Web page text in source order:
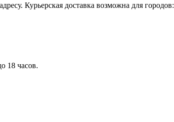
Курьерская доставка возможна для городов:
18 часов.